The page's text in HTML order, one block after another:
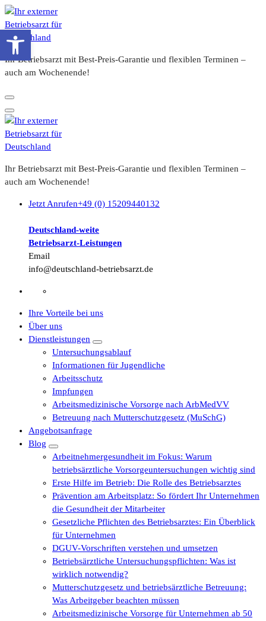
Zum
Inhalt
springen
Ihr Betriebsarzt mit Best-Preis-Garantie und flexiblen Terminen –
auch am Wochenende!
Ihr Betriebsarzt mit Best-Preis-Garantie und flexiblen Terminen –
auch am Wochenende!
Jetzt Anrufen+49 (0) 15209440132
Deutschland-weite
Betriebsarzt-Leistungen
Email
info@deutschland-betriebsarzt.de
Ihre Vorteile bei uns
Über uns
Dienstleistungen
Untersuchungsablauf
Informationen für Jugendliche
Arbeitsschutz
Impfungen
Arbeitsmedizinische Vorsorge nach ArbMedVV
Betreuung nach Mutterschutzgesetz (MuSchG)
Angebotsanfrage
Blog
Arbeitnehmergesundheit im Fokus: Warum
betriebsärztliche Vorsorgeuntersuchungen wichtig sind
Erste Hilfe im Betrieb: Die Rolle des Betriebsarztes
Prävention am Arbeitsplatz: So fördert Ihr Unternehmen
die Gesundheit der Mitarbeiter
Gesetzliche Pflichten des Betriebsarztes: Ein Überblick
für Unternehmen
DGUV-Vorschriften verstehen und umsetzen
Betriebsärztliche Untersuchungspflichten: Was ist
wirklich notwendig?
Mutterschutzgesetz und betriebsärztliche Betreuung:
Was Arbeitgeber beachten müssen
Arbeitsmedizinische Vorsorge für Unternehmen ab 50
Werkzeugleiste öffnen